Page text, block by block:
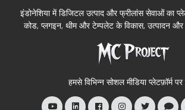
आधिकारिक
इंडोनेशिया में डिजिटल उत्पाद और फ्रीलांस सेवाओं का
कोड, प्लगइन, थीम और टेम्पलेट के विकास, उत्पादन और
हमसे विभिन्न सोशल मीडिया प्लेटफ़ॉर्म